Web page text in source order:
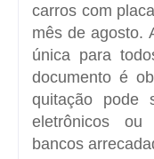
carros com
mês de agosto.
única para
documento é
quitação pode
eletrônicos
bancos